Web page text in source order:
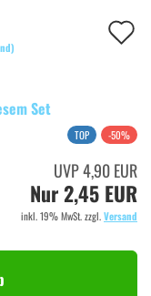
Set
TOP -50%
UVP 4,90 EUR
Nur 2,45 EUR
inkl. 19% MwSt. zzgl.Versand